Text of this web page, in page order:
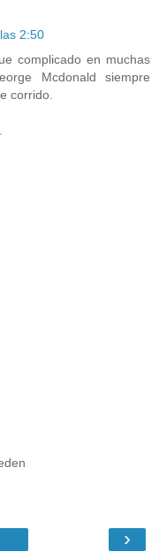
2:50
complicado en muchas
Mcdonald siempre
corrido.
›